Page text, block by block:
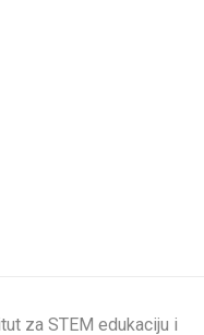
za STEM edukaciju i